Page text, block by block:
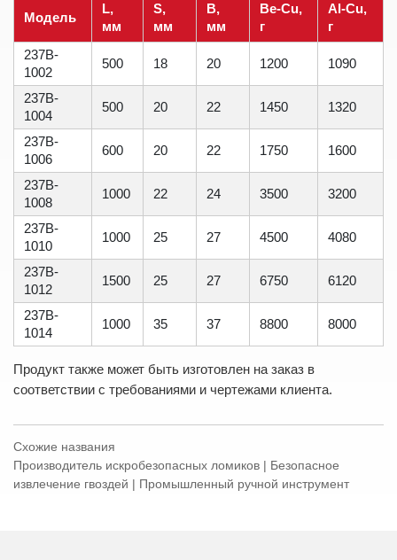
Модель
L,
мм
S,
мм
B,
мм
Be-Cu,
г
Al-Cu,
г
237B-
1002
500 18 20 1200 1090
237B-
1004
500 20 22 1450 1320
237B-
1006
600 20 22 1750 1600
237B-
1008
1000 22 24 3500 3200
237B-
1010
1000 25 27 4500 4080
237B-
1012
1500 25 27 6750 6120
237B-
1014
1000 35 37 8800 8000
Продукт также может быть изготовлен на заказ в
соответствии с требованиями и чертежами клиента.
Схожие названия
Производитель искробезопасных ломиков | Безопасное
извлечение гвоздей | Промышленный ручной инструмент